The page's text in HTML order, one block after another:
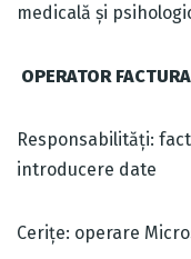
medicală și
OPERATOR
Responsabilități:
introducere date
Cerițe: operare